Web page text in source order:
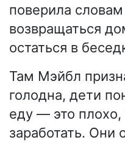
поверила
возвращаться
остаться в
Там Мэйбл
голодна, дети
еду — это
заработать. Они